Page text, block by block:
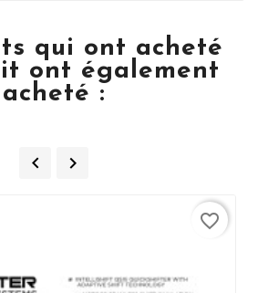
qui ont acheté
ont également
acheté :
 
favorite_border